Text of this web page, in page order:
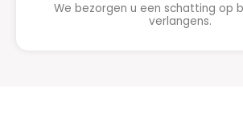
We bezorgen u een schatting op
verlangens.